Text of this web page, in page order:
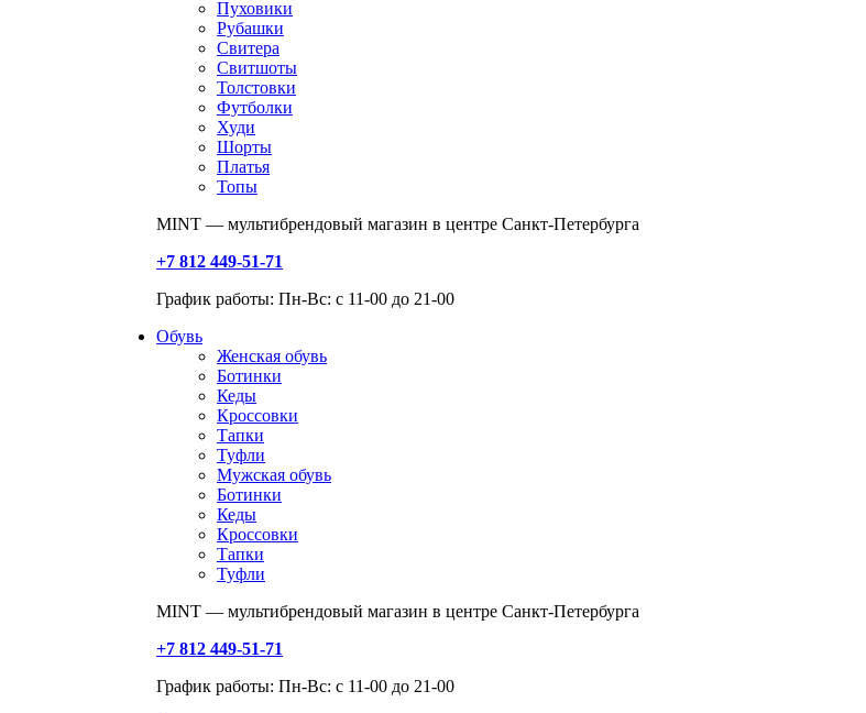
Пуховики
Рубашки
Свитера
Свитшоты
Толстовки
Футболки
Худи
Шорты
Платья
Топы
MINT — мультибрендовый магазин в центре Санкт-Петербурга
+7 812 449-51-71
График работы: Пн-Вс: с 11-00 до 21-00
Обувь
Женская обувь
Ботинки
Кеды
Кроссовки
Тапки
Туфли
Мужская обувь
Ботинки
Кеды
Кроссовки
Тапки
Туфли
MINT — мультибрендовый магазин в центре Санкт-Петербурга
+7 812 449-51-71
График работы: Пн-Вс: с 11-00 до 21-00